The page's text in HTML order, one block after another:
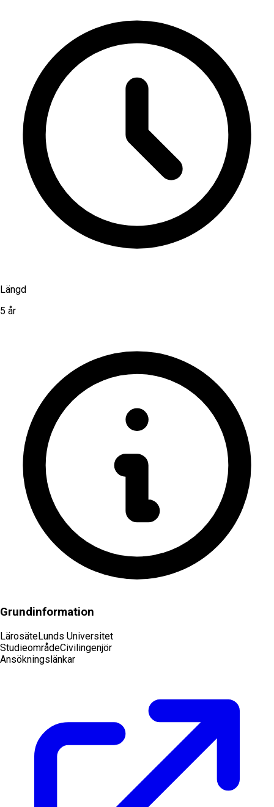
Längd
5 år
Grundinformation
LärosäteLunds Universitet
StudieområdeCivilingenjör
Ansökningslänkar